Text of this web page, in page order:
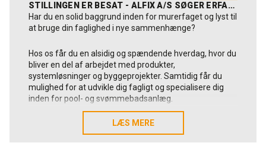
STILLINGEN ER BESAT - ALFIX A/S SØGER ERFAREN TEKNIKER MED MURERBAGGRUND - TIL KOLDING
Har du en solid baggrund inden for murerfaget og lyst til
at bruge din faglighed i nye sammenhænge?
Hos os får du en alsidig og spændende hverdag, hvor du
bliver en del af arbejdet med produkter,
systemløsninger og byggeprojekter. Samtidig får du
mulighed for at udvikle dig fagligt og specialisere dig
inden for pool- og svømmebadsanlæg.
Lyder det som noget for dig ? Så er du måske vores
kommende nye tekniske kollega😊?
LÆS MERE
LÆS MERE